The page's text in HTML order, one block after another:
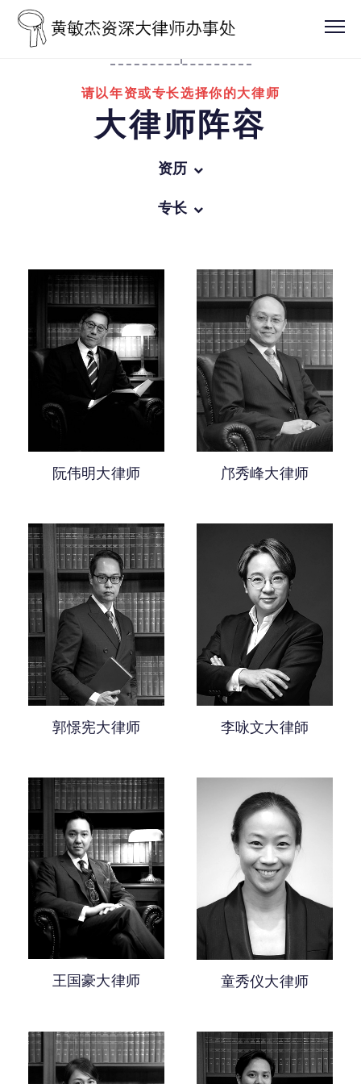
请以年资或专长选择你的大律师
大律师阵容
资历
所有
资深大律师
越15年获认许年资的大律师
越10年获认许年资的大律师
越5年获认许年资的大律师
0-5年获认许年资的大律师
专长
商业罪行
一般刑事诉讼
家事法
民事诉讼
司法覆核及其他公共法诉讼
人身伤害及雇员补偿
调解及替代纠纷解决
妨碍公共秩序
航运诉讼
纪律聆讯
死因研讯
阮伟明大律师 邝秀峰大律师
郭憬宪大律师 李咏文大律師
王国豪大律师 童秀仪大律师